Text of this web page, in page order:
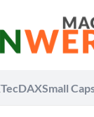
TecDAXSmall